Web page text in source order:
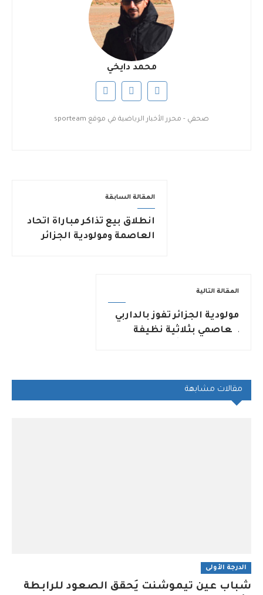
محمد دايخي
صحفي - محرر الأخبار الرياضية في موقع sporteam
المقالة السابقة
انطلاق بيع تذاكر مباراة اتحاد
العاصمة ومولودية الجزائر
المقالة التالية
مولودية الجزائر تفوز بالداربي
العاصمي بثلاثية نظيفة
مقالات مشابهة
الدرجة الأولى
شباب عين تيموشنت يُحقق الصعود للرابطة